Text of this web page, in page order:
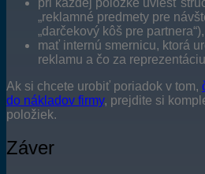
„reklamné predmety pre
„darčekový kôš pre partnera“),
mať internú smernicu, ktorá
reklamu a čo za
Ak si chcete urobiť poriadok v tom,
do nákladov firmy, prejdite si
položiek.
Záver